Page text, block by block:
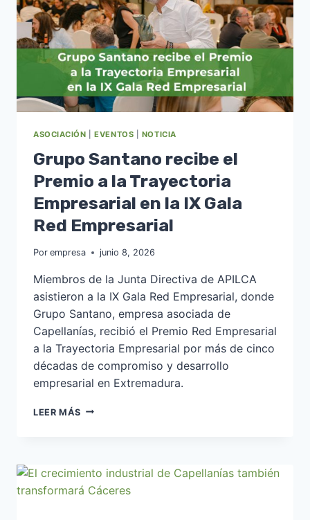
ASOCIACIÓN |EVENTOS NOTICIA
Grupo Santano recibe el
Premio a la Trayectoria
Empresarial en la IX Gala
Red Empresarial
Por empresa junio 8, 2026
Miembros de la Junta Directiva de APILCA
asistieron a la IX Gala Red Empresarial, donde
Grupo Santano, empresa asociada de
Capellanías, recibió el Premio Red Empresarial
a la Trayectoria Empresarial por más de cinco
décadas de compromiso y desarrollo
empresarial en Extremadura.
LEER MÁS GRUPO
A
LA